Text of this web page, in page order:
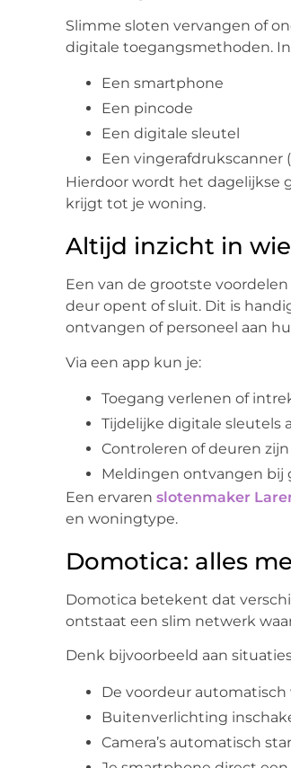
Slimme sloten vervangen of
digitale toegangsmethoden.
Een smartphone
Een pincode
Een digitale sleutel
Een vingerafdrukscanner
Hierdoor wordt het dagelijkse
krijgt tot je woning.
Altijd inzicht in
Een van de grootste
deur opent of sluit. Dit is
ontvangen of personeel aan
Via een app kun je:
Toegang verlenen of
Tijdelijke digitale sleutels
Controleren of deuren
Meldingen ontvangen bij
Een ervaren slotenmaker
en woningtype.
Domotica: alles
Domotica betekent dat
ontstaat een slim netwerk
Denk bijvoorbeeld aan
De voordeur
Buitenverlichting
Camera’s automatisch